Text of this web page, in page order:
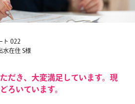
ト 022
水在住 S様
だき、大変満足しています。現
ろいています。